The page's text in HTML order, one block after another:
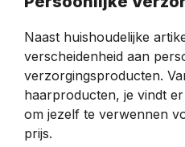
Naast huishoudelijke
verscheidenheid aan
verzorgingsproducten.
haarproducten, je vindt
om jezelf te verwennen
prijs.